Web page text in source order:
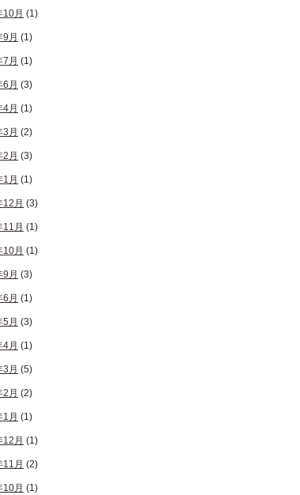
月 (1)
月 (1)
月 (1)
月 (3)
月 (1)
月 (2)
月 (3)
月 (1)
月 (3)
月 (1)
月 (1)
月 (3)
月 (1)
月 (3)
月 (1)
月 (5)
月 (2)
月 (1)
月 (1)
月 (2)
月 (1)